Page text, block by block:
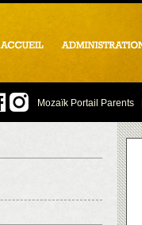
Mozaïk Portail Parents